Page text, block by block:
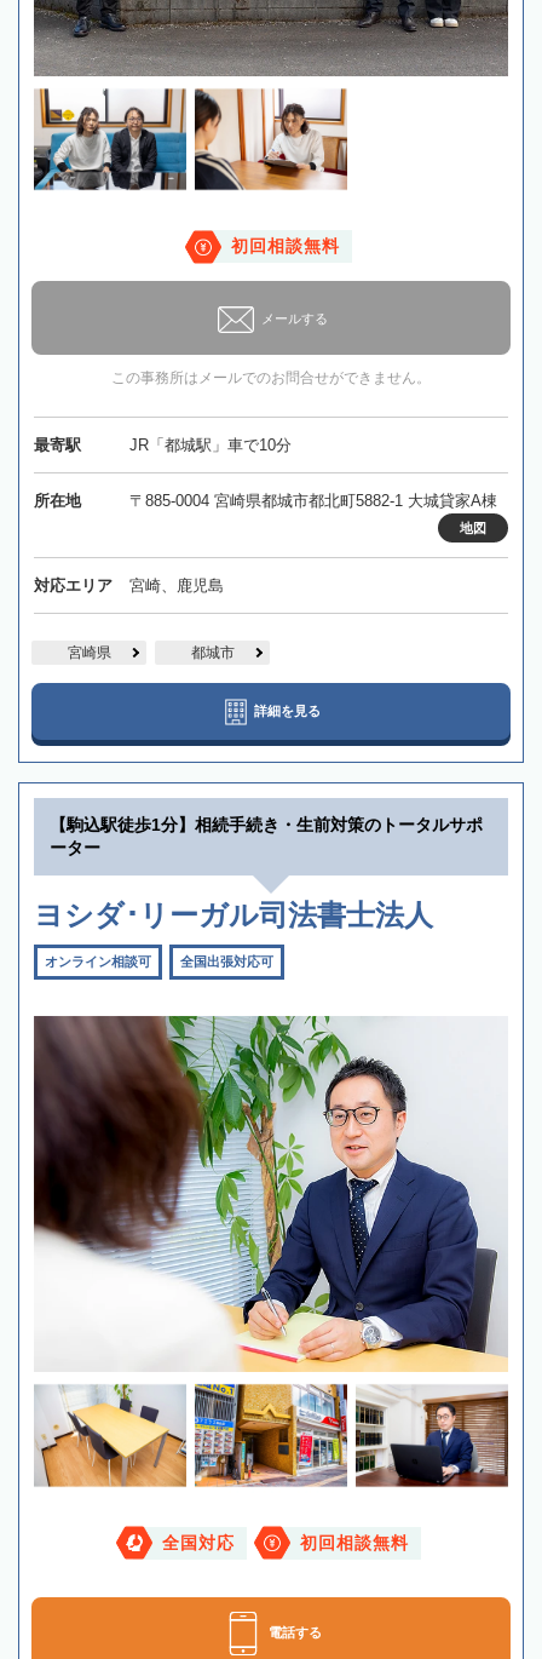
初回相談無料
メールする
この事務所はメールでのお問合せができません。
最寄駅 JR「都城駅」車で10分
所在地 〒885-0004 宮崎県都城市都北町5882-1 大城貸家A棟
地図
対応エリア 宮崎、鹿児島
宮崎県 都城市
詳細を見る
【駒込駅徒歩1分】相続手続き・生前対策のトータルサポ
ーター
ヨシダ･リーガル司法書士法人
オンライン相談可 全国出張対応可
全国対応 初回相談無料
電話する